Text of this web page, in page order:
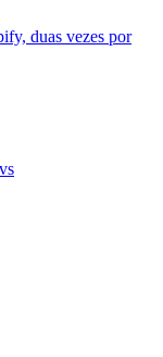
duas vezes por